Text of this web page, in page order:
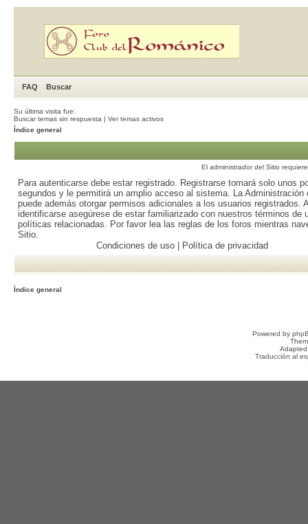
FAQ Buscar
Su última visita fue:
Buscar temas sin respuesta | Ver temas activos
Índice general
El administrador del Sitio
Para autenticarse debe estar registrado. Registrarse tomará solo unos
segundos y le permitirá un amplio acceso al sistema. La Administración
puede además otorgar permisos adicionales a los usuarios registrados.
identificarse asegúrese de estar familiarizado con nuestros términos de
políticas relacionadas. Por favor lea las reglas de los foros mientras
Sitio.
Condiciones de uso| Política de privacidad
Índice general
Powered by
Traducción al